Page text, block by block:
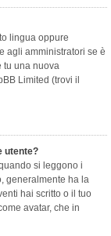
lingua oppure
agli amministratori se è
tu una nuova
Limited (trovi il
utente?
si leggono i
generalmente ha la
hai scritto o il tuo
avatar, che in